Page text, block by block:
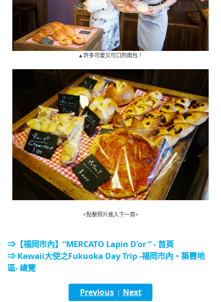
▲許多可愛又可口的面包！
<點擊照片進入下一頁>
⇒【福岡市內】“MERCATO Lapin D'or ” - 首頁
⇒ Kawaii大使之Fukuoka Day Trip -福岡市內・築豐地
區- 總覽
Previous| Next